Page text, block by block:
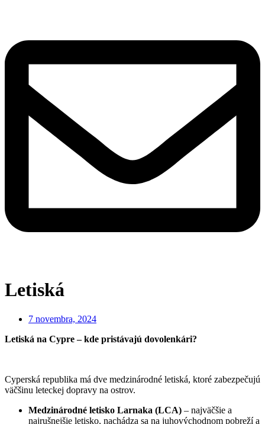
Letiská
7 novembra, 2024
Letiská na Cypre – kde pristávajú dovolenkári?
Cyperská republika má dve medzinárodné letiská, ktoré zabezpečujú
väčšinu leteckej dopravy na ostrov.
Medzinárodné letisko Larnaka (LCA) – najväčšie a
najrušnejšie letisko, nachádza sa na juhovýchodnom pobreží a